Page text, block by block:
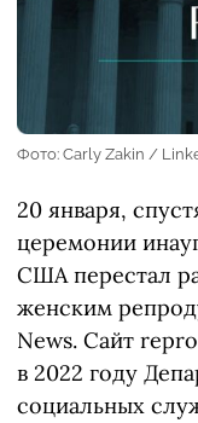
Фото: Carly Zakin /
20 января,
церемонии
США перестал
женским
News. Сайт
в 2022 году
социальных